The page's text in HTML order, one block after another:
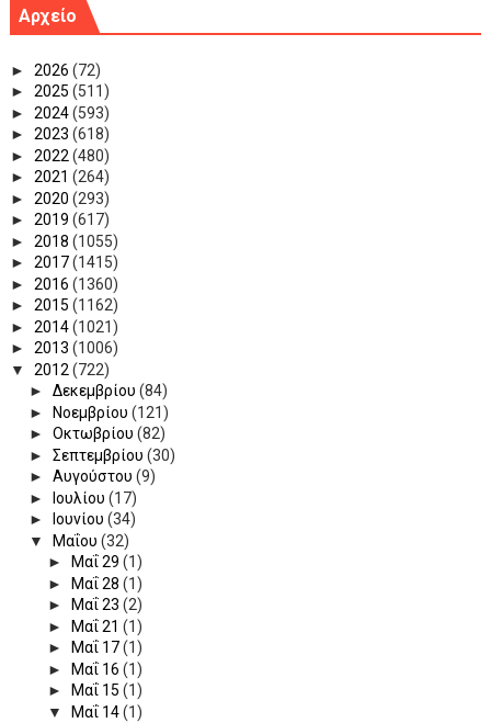
Αρχείο
► 2026 (72)
► 2025 (511)
► 2024(593)
► 2023 (618)
► 2022 (480)
► 2021 (264)
► 2020 (293)
► 2019 (617)
► 2018 (1055)
► 2017(1415)
► 2016 (1360)
► 2015 (1162)
► 2014(1021)
► 2013 (1006)
▼ 2012 (722)
► Δεκεμβρίου (84)
►
Νοεμβρίου (121)
► Οκτωβρίου (82)
► Σεπτεμβρίου (30)
► Αυγούστου (9)
►
Ιουλίου (17)
►
Ιουνίου (34)
▼
Μαΐου (32)
►
Μαΐ 29 (1)
►
Μαΐ 28 (1)
►
Μαΐ 23 (2)
►
Μαΐ 21 (1)
►
Μαΐ 17(1)
►
Μαΐ 16 (1)
►
Μαΐ 15 (1)
▼
Μαΐ 14(1)